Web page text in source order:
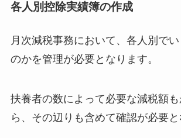
各人別控除実績簿の作成
月次減税事務において、各人別で
のかを管理が必要となります。
扶養者の数によって必要な減税額
ら、その辺りも含めて確認が必要と